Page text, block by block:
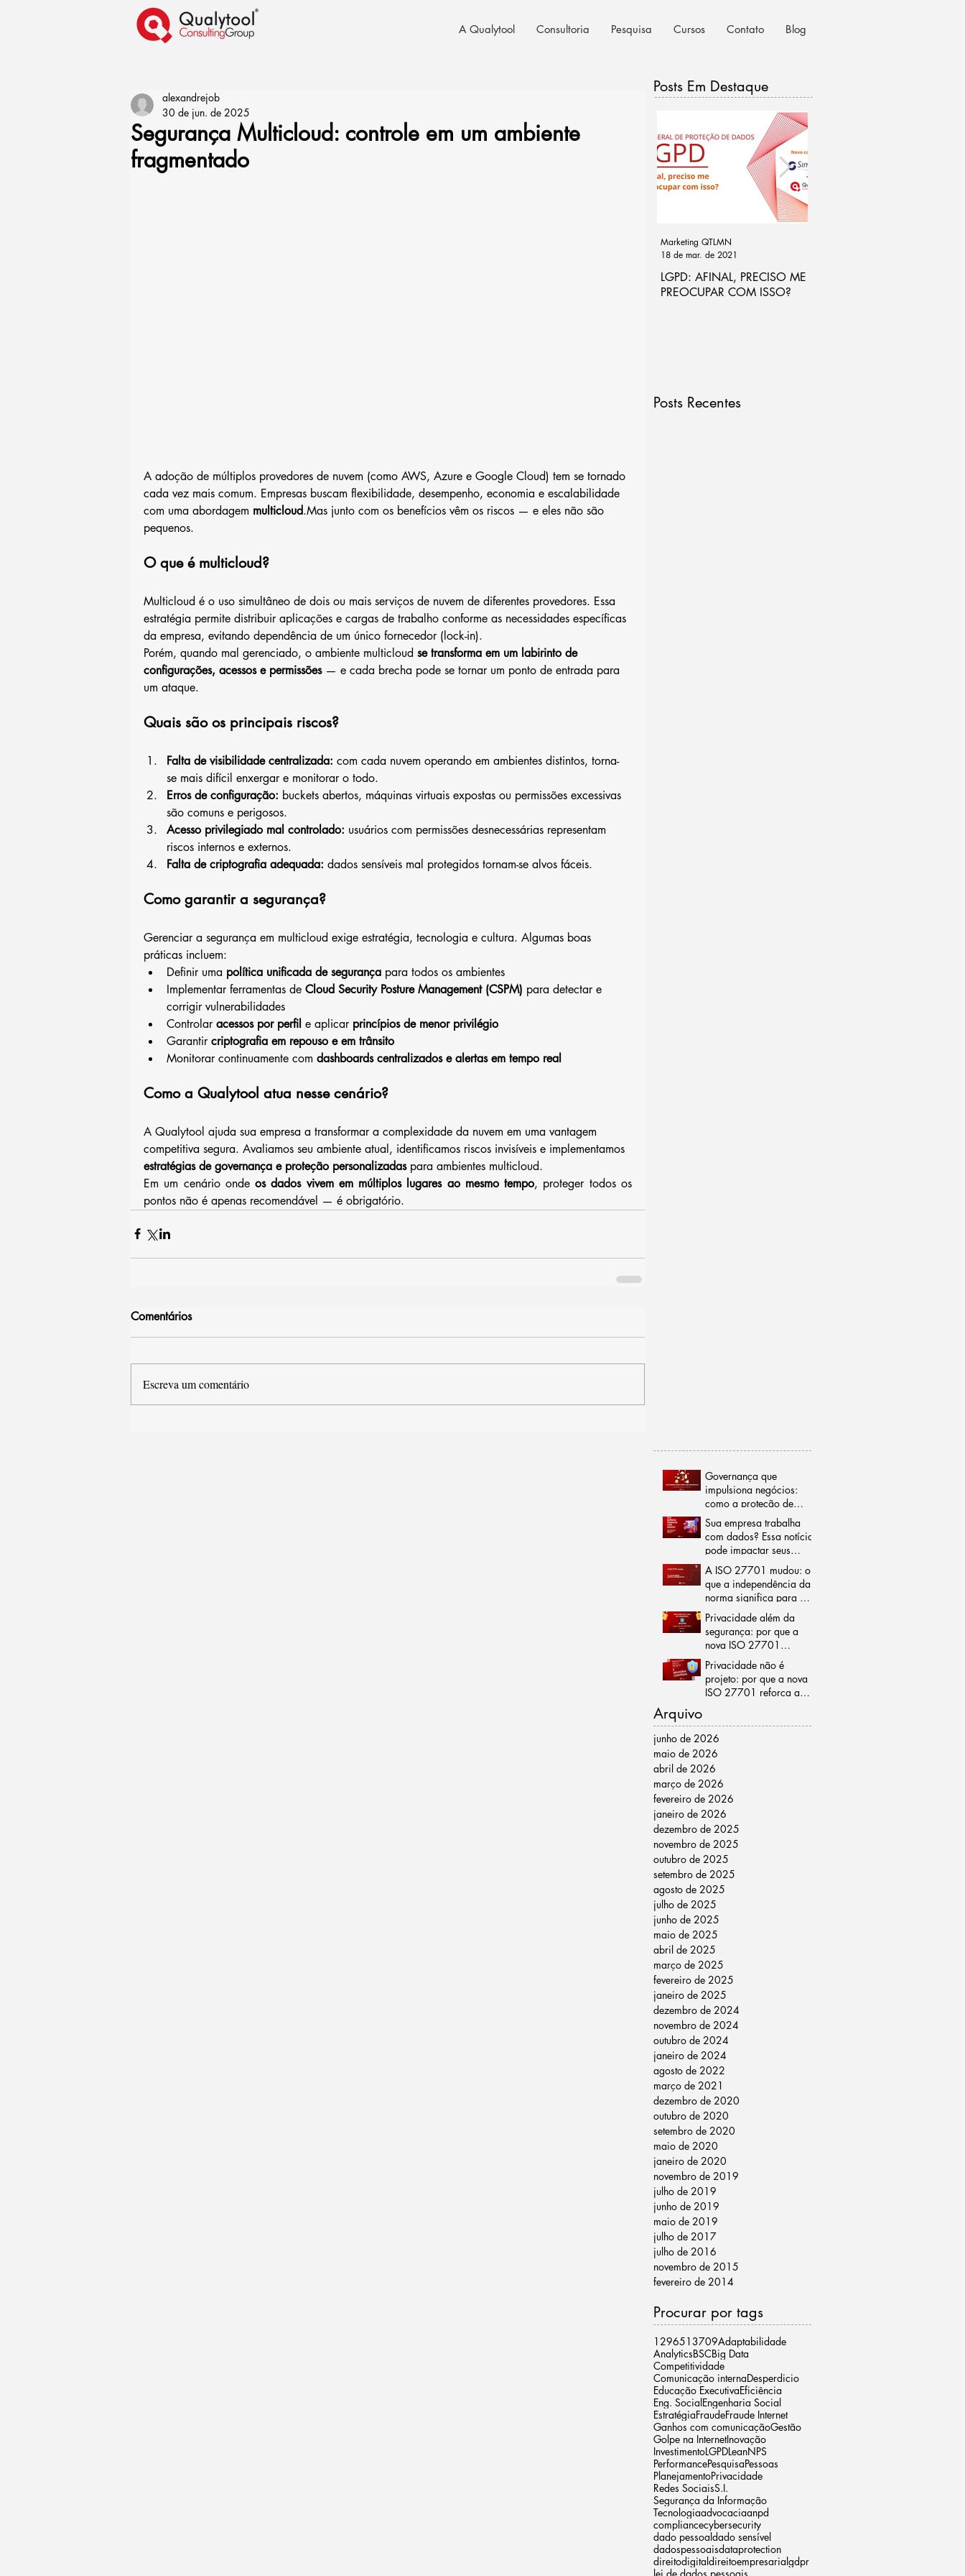
A Qualytool Consultoria Pesquisa Cursos Contato Blog
Segurança Multicloud: controle em um ambiente
fragmentado
alexandrejob
30 de jun. de 2025
A adoção de múltiplos provedores de nuvem (como AWS, Azure e Google Cloud) tem se tornado
cada vez mais comum. Empresas buscam flexibilidade, desempenho, economia e escalabilidade
com uma abordagem multicloud.Mas junto com os benefícios vêm os riscos — e eles não são
pequenos.
O que é multicloud?
Multicloud é o uso simultâneo de dois ou mais serviços de nuvem de diferentes provedores. Essa
estratégia permite distribuir aplicações e cargas de trabalho conforme as necessidades específicas
da empresa, evitando dependência de um único fornecedor (lock-in).
Porém, quando mal gerenciado, o ambiente multicloud se transforma em um labirinto de
configurações, acessos e permissões — e cada brecha pode se tornar um ponto de entrada para
um ataque.
Quais são os principais riscos?
Falta de visibilidade centralizada: com cada nuvem operando em ambientes distintos, torna-
se mais difícil enxergar e monitorar o todo.
Erros de configuração: buckets abertos, máquinas virtuais expostas ou permissões excessivas
são comuns e perigosos.
Acesso privilegiado mal controlado: usuários com permissões desnecessárias representam
riscos internos e externos.
Falta de criptografia adequada: dados sensíveis mal protegidos tornam-se alvos fáceis.
Como garantir a segurança?
Gerenciar a segurança em multicloud exige estratégia, tecnologia e cultura. Algumas boas
práticas incluem:
Definir uma política unificada de segurança para todos os ambientes
Implementar ferramentas de Cloud Security Posture Management (CSPM) para detectar e
corrigir vulnerabilidades
Controlar acessos por perfil e aplicar princípios de menor privilégio
Garantir criptografia em repouso e em trânsito
Monitorar continuamente com dashboards centralizados e alertas em tempo real
Como a Qualytool atua nesse cenário?
A Qualytool ajuda sua empresa a transformar a complexidade da nuvem em uma vantagem
competitiva segura. Avaliamos seu ambiente atual, identificamos riscos invisíveis e implementamos
estratégias de governança e proteção personalizadas para ambientes multicloud.
Em um cenário onde os dados vivem em múltiplos lugares ao mesmo tempo, proteger todos os
pontos não é apenas recomendável — é obrigatório.
Comentários
Escreva um comentário
Posts Em Destaque
LGPD: AFINAL, PRECISO ME
PREOCUPAR COM ISSO?
Marketing QTLMN
18 de mar. de 2021
Posts Recentes
Governança que
impulsiona negócios:
como a proteção de
dados pode reduzir
burocracias e abrir
portas para o mercado
internacional
Sua empresa trabalha
com dados? Essa notícia
pode impactar seus
negócios
A ISO 27701 mudou: o
que a independência da
norma significa para a
gestão da privacidade
Privacidade além da
segurança: por que a
nova ISO 27701
representa um marco
para as organizações
Privacidade não é
projeto: por que a nova
ISO 27701 reforça a
Arquivo
junho de 2026
maio de 2026
abril de 2026
março de 2026
fevereiro de 2026
janeiro de 2026
dezembro de 2025
novembro de 2025
outubro de 2025
setembro de 2025
agosto de 2025
julho de 2025
junho de 2025
maio de 2025
abril de 2025
março de 2025
fevereiro de 2025
janeiro de 2025
dezembro de 2024
novembro de 2024
outubro de 2024
janeiro de 2024
agosto de 2022
março de 2021
dezembro de 2020
outubro de 2020
setembro de 2020
maio de 2020
janeiro de 2020
novembro de 2019
julho de 2019
junho de 2019
maio de 2019
julho de 2017
julho de 2016
novembro de 2015
fevereiro de 2014
Procurar por tags
1296513709Adaptabilidade
AnalyticsBSCBig Data
Competitividade
Comunicação internaDesperdicio
Educação ExecutivaEficiência
Eng. SocialEngenharia Social
EstratégiaFraudeFraude Internet
Ganhos com comunicaçãoGestão
Golpe na InternetInovação
InvestimentoLGPDLeanNPS
PerformancePesquisaPessoas
PlanejamentoPrivacidade
Redes SociaisS.I.
Segurança da Informação
Tecnologiaadvocaciaanpd
compliancecybersecurity
dado pessoaldado sensível
dadospessoaisdataprotection
direitodigitaldireitoempresarialgdpr
lei de dados pessoais